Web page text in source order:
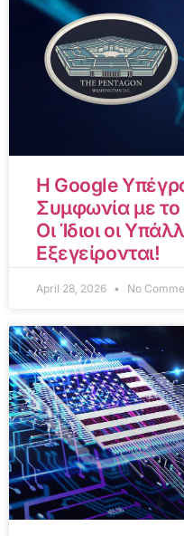
Η Google
Συμφωνία με το
Οι Ίδιοι οι
Εξεγείρονται!
April 28, 2026 No